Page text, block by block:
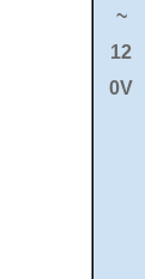
~
12
0V